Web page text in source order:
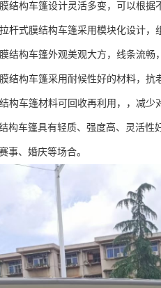
结构车篷设计灵活多变，可以根据
杆式膜结构车篷采用模块化设计，
结构车篷外观美观大方，线条流畅
结构车篷采用耐候性好的材料，抗
构车篷材料可回收再利用，，减少
构车篷具有轻质、强度高、灵活
事、婚庆等场合。